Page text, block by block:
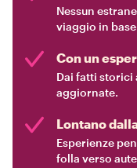
Nessun
viaggio in
Con un
Dai fatti storici
aggiornate.
Lontano
Esperienze
folla verso